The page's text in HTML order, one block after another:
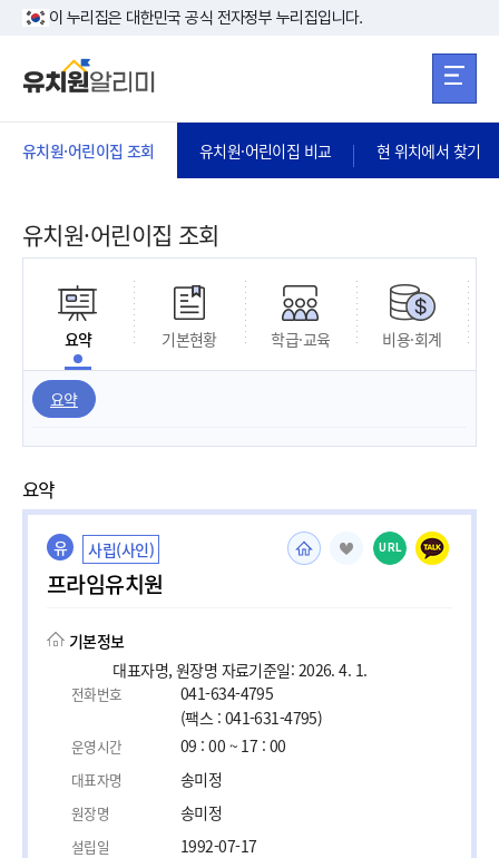
본문 바로가기
이 누리집은 대한민국 공식 전자정부 누리집입니다.
유치원·어린이집 조회 유치원·어린이집 비교 현 위치에서 찾기
유치원·어린이집 조회
요약 기본현황 학급·교육 비용·회계
요약
요약
유 사립(사인)
프라임유치원
URL
기본정보
대표자명, 원장명 자료기준일: 2026. 4. 1.
전화번호
041-634-4795
(팩스 : 041-631-4795)
운영시간 09 : 00 ~ 17 : 00
대표자명 송미정
원장명 송미정
설립일 1992-07-17